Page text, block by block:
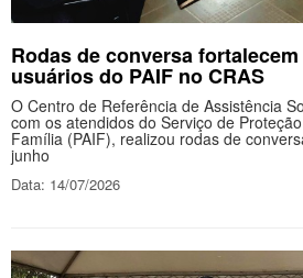
Rodas de conversa
usuários do PAIF no CRAS
O Centro de Referência de Assistência
com os atendidos do Serviço de
Família (PAIF), realizou rodas de
junho
Data: 14/07/2026